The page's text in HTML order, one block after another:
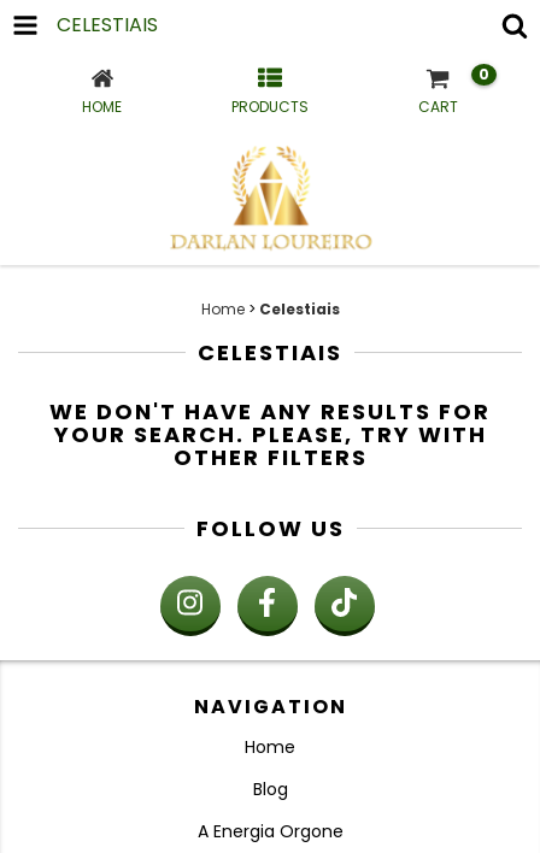
CELESTIAIS
HOME PRODUCTS CART
0
Home > Celestiais
CELESTIAIS
WE DON'T HAVE ANY RESULTS FOR
YOUR SEARCH. PLEASE, TRY WITH
OTHER FILTERS
FOLLOW US
NAVIGATION
Home
Blog
A Energia Orgone